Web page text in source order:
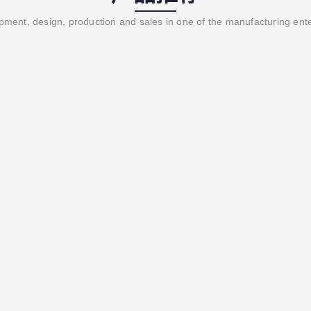
design, production and sales in one of the manufacturing